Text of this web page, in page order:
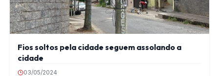
Fios soltos pela cidade seguem assolando a
cidade
03/05/2024